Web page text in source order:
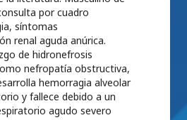
por cuadro
síntomas
renal aguda anúrica.
de hidronefrosis
nefropatía obstructiva,
hemorragia alveolar
y fallece debido a un
agudo severo